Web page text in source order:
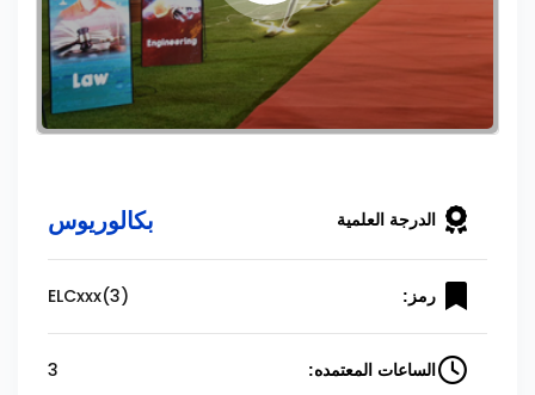
الدرجة العلمية بكالوريوس
رمز: ELCxxx(3)
الساعات المعتمده: 3